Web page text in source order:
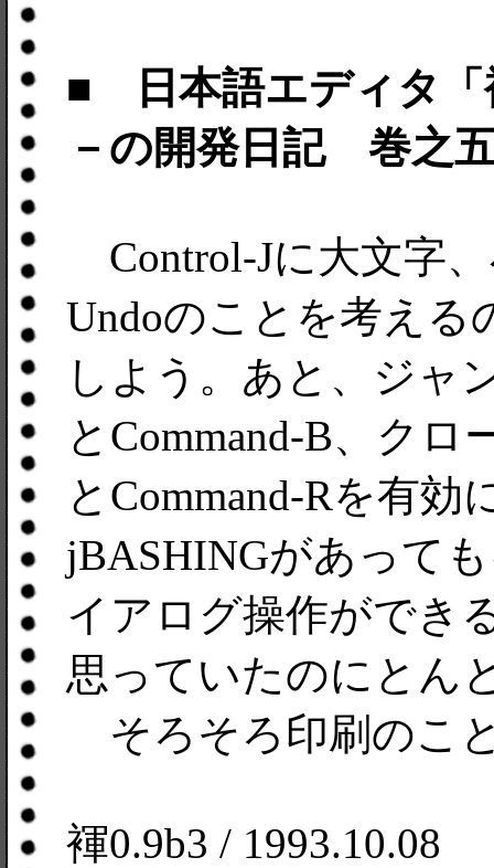
■ 日本語エディタ「
－の開発日記 巻之
Control-Jに大文字
Undoのことを考え
しよう。あと、ジャ
とCommand-B、クロ
とCommand-Rを有効
jBASHINGがあって
イアログ操作ができ
思っていたのにとん
そろそろ印刷のこ
褌0.9b3 / 1993.10.08